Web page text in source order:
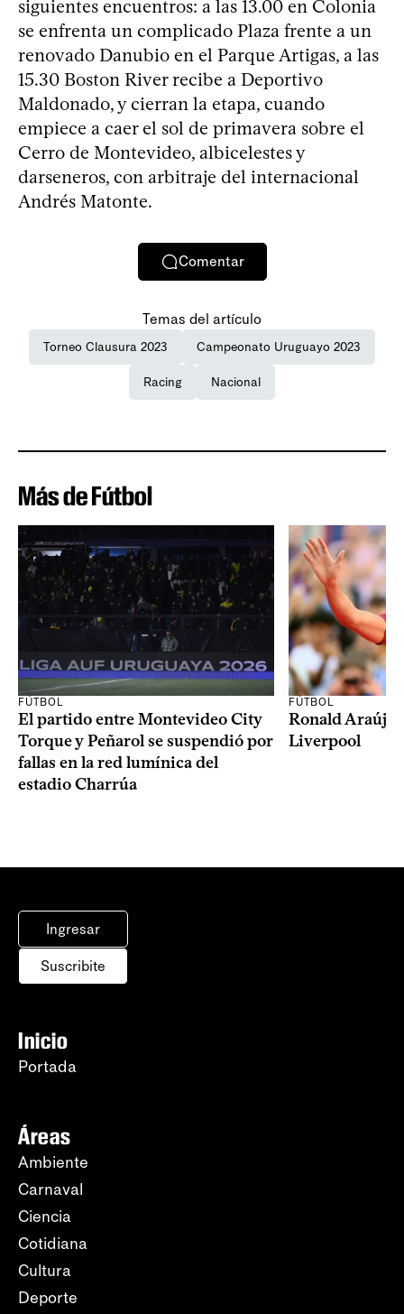
siguientes encuentros: a las 13.00 en Colonia
se enfrenta un complicado Plaza frente a un
renovado Danubio en el Parque Artigas, a las
15.30 Boston River recibe a Deportivo
Maldonado, y cierran la etapa, cuando
empiece a caer el sol de primavera sobre el
Cerro de Montevideo, albicelestes y
darseneros, con arbitraje del internacional
Andrés Matonte.
Comentar
Temas del artículo
Torneo Clausura 2023 Campeonato Uruguayo 2023
Racing Nacional
Más de Fútbol
FÚTBOL
El partido entre Montevideo City
Torque y Peñarol se suspendió por
fallas en la red lumínica del
estadio Charrúa
FÚTBOL
Ronald Araújo
Liverpool
Ingresar
Suscribite
Inicio
Portada
Áreas
Ambiente
Carnaval
Ciencia
Cotidiana
Cultura
Deporte